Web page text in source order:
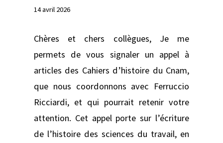
14 avril 2026
Chères et chers collègues, Je me
permets de vous signaler un appel à
articles des Cahiers d’histoire du Cnam,
que nous coordonnons avec Ferruccio
Ricciardi, et qui pourrait retenir votre
attention. Cet appel porte sur l’écriture
de l’histoire des sciences du travail, en